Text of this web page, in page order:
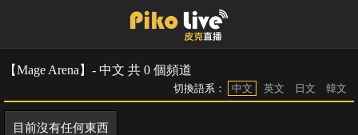
【Mage Arena】- 中文 共 0 個頻道
切換語系： 中文 英文 日文 韓文
目前沒有任何東西